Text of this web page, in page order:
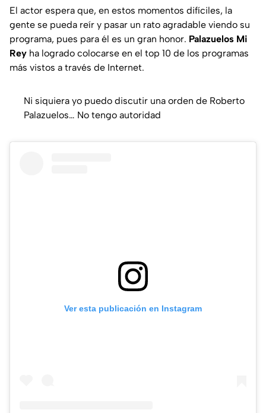
El actor espera que, en estos momentos difíciles, la
gente se pueda reír y pasar un rato agradable viendo su
programa, pues para él es un gran honor. Palazuelos Mi
Rey ha logrado colocarse en el top 10 de los programas
más vistos a través de Internet.
Ni siquiera yo puedo discutir una orden de Roberto
Palazuelos… No tengo autoridad
Ver esta publicación en Instagram